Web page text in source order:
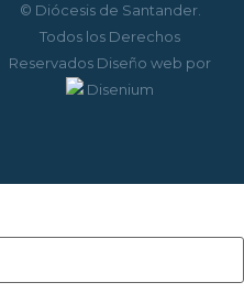
© Diócesis de Santander.
Todos los Derechos
Reservados Diseño web por
Disenium